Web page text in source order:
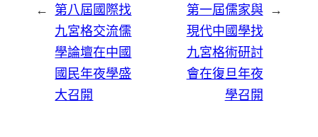
← 第八屆國際找
九宮格交流儒
學論壇在中國
國民年夜學盛
大召開
→
第一屆儒家與
現代中國學找
九宮格術研討
會在復旦年夜
學召開